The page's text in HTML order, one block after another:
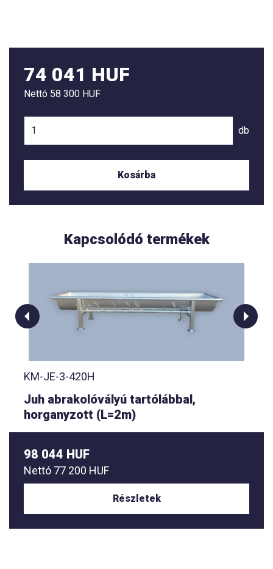
74 041 HUF
Nettó 58 300 HUF
db
Kosárba
Kapcsolódó termékek
KM-JE-3-420H
Juh abrakolóvályú tartólábbal,
horganyzott (L=2m)
98 044 HUF
Nettó 77 200 HUF
Részletek